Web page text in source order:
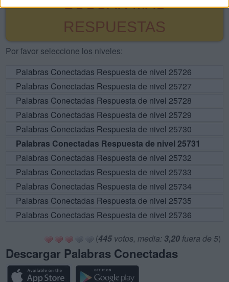
BUSCAR MÁS
RESPUESTAS
Por favor seleccione los niveles:
Palabras Conectadas Respuesta de nivel 25726
Palabras Conectadas Respuesta de nivel 25727
Palabras Conectadas Respuesta de nivel 25728
Palabras Conectadas Respuesta de nivel 25729
Palabras Conectadas Respuesta de nivel 25730
Palabras Conectadas Respuesta de nivel 25731
Palabras Conectadas Respuesta de nivel 25732
Palabras Conectadas Respuesta de nivel 25733
Palabras Conectadas Respuesta de nivel 25734
Palabras Conectadas Respuesta de nivel 25735
Palabras Conectadas Respuesta de nivel 25736
(445votos, media: 3,20 fuera de 5)
Descargar Palabras Conectadas